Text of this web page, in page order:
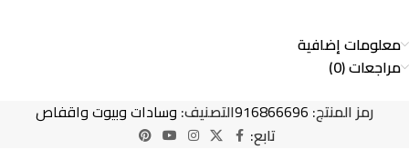
معلومات إضافية
مراجعات (0)
رمز المنتج: 916866696التصنيف: وسادات وبيوت واقفاص
تابع: